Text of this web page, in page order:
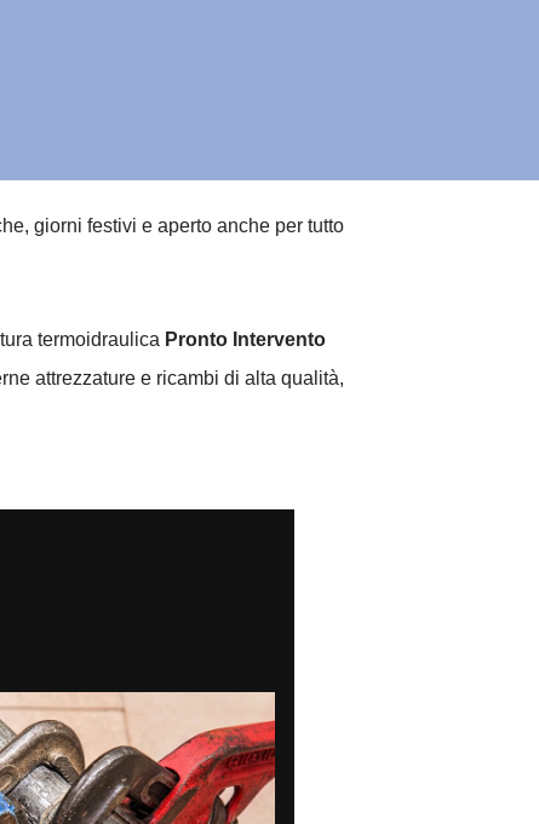
giorni festivi e aperto anche per tutto
termoidraulica Pronto Intervento
attrezzature e ricambi di alta qualità,